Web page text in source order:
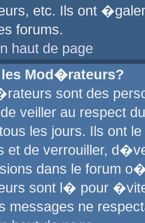
etc. Ils ont
forums.
haut de page
Mod�rateurs?
sont des
veiller au respect
les jours. Ils ont
et de verrouiller,
dans le forum
sont l� pour
messages ne